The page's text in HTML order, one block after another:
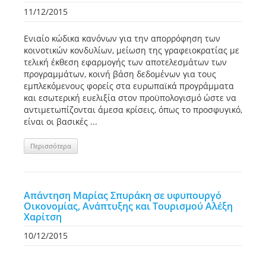
11/12/2015
Ενιαίο κώδικα κανόνων για την απορρόφηση των
κοινοτικών κονδυλίων, μείωση της γραφειοκρατίας με
τελική έκθεση εφαρμογής των αποτελεσμάτων των
προγραμμάτων, κοινή βάση δεδομένων για τους
εμπλεκόμενους φορείς στα ευρωπαϊκά προγράμματα
και εσωτερική ευελιξία στον προϋπολογισμό ώστε να
αντιμετωπίζονται άμεσα κρίσεις, όπως το προσφυγικό,
είναι οι βασικές ...
Περισσότερα
Απάντηση Μαρίας Σπυράκη σε υφυπουργό
Οικονομίας, Ανάπτυξης και Τουρισμού Αλέξη
Χαρίτση
10/12/2015